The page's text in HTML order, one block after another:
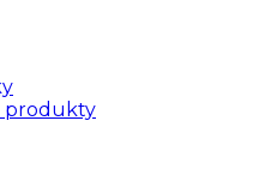
produkty